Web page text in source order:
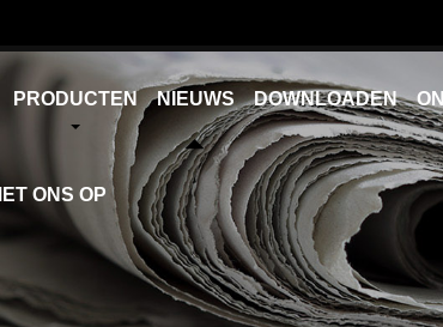
PRODUCTEN NIEUWS DOWNLOADEN
ONS OP